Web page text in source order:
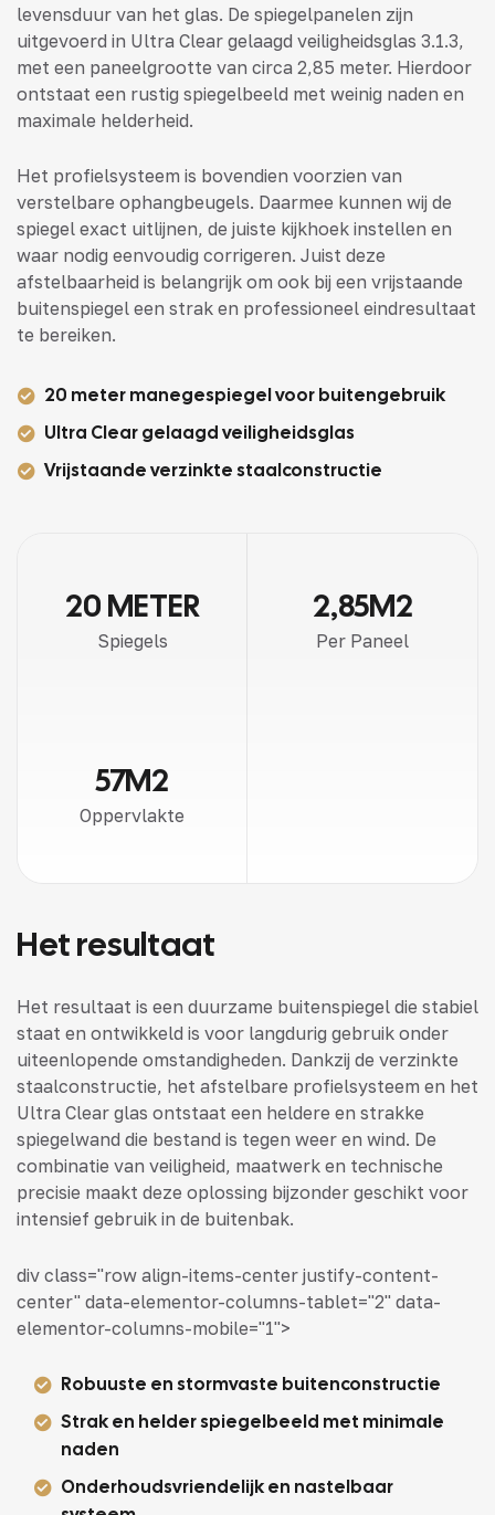
levensduur van het glas. De spiegelpanelen zijn
uitgevoerd in Ultra Clear gelaagd veiligheidsglas 3.1.3,
met een paneelgrootte van circa 2,85 meter. Hierdoor
ontstaat een rustig spiegelbeeld met weinig naden en
maximale helderheid.
Het profielsysteem is bovendien voorzien van
verstelbare ophangbeugels. Daarmee kunnen wij de
spiegel exact uitlijnen, de juiste kijkhoek instellen en
waar nodig eenvoudig corrigeren. Juist deze
afstelbaarheid is belangrijk om ook bij een vrijstaande
buitenspiegel een strak en professioneel eindresultaat
te bereiken.
20 meter manegespiegel voor buitengebruik
Ultra Clear gelaagd veiligheidsglas
Vrijstaande verzinkte staalconstructie
20 METER
Spiegels
2,85M2
Per Paneel
57M2
Oppervlakte
Het resultaat
Het resultaat is een duurzame buitenspiegel die stabiel
staat en ontwikkeld is voor langdurig gebruik onder
uiteenlopende omstandigheden. Dankzij de verzinkte
staalconstructie, het afstelbare profielsysteem en het
Ultra Clear glas ontstaat een heldere en strakke
spiegelwand die bestand is tegen weer en wind. De
combinatie van veiligheid, maatwerk en technische
precisie maakt deze oplossing bijzonder geschikt voor
intensief gebruik in de buitenbak.
div class="row align-items-center justify-content-
center" data-elementor-columns-tablet="2" data-
elementor-columns-mobile="1">
Robuuste en stormvaste buitenconstructie
Strak en helder spiegelbeeld met minimale
naden
Onderhoudsvriendelijk en nastelbaar